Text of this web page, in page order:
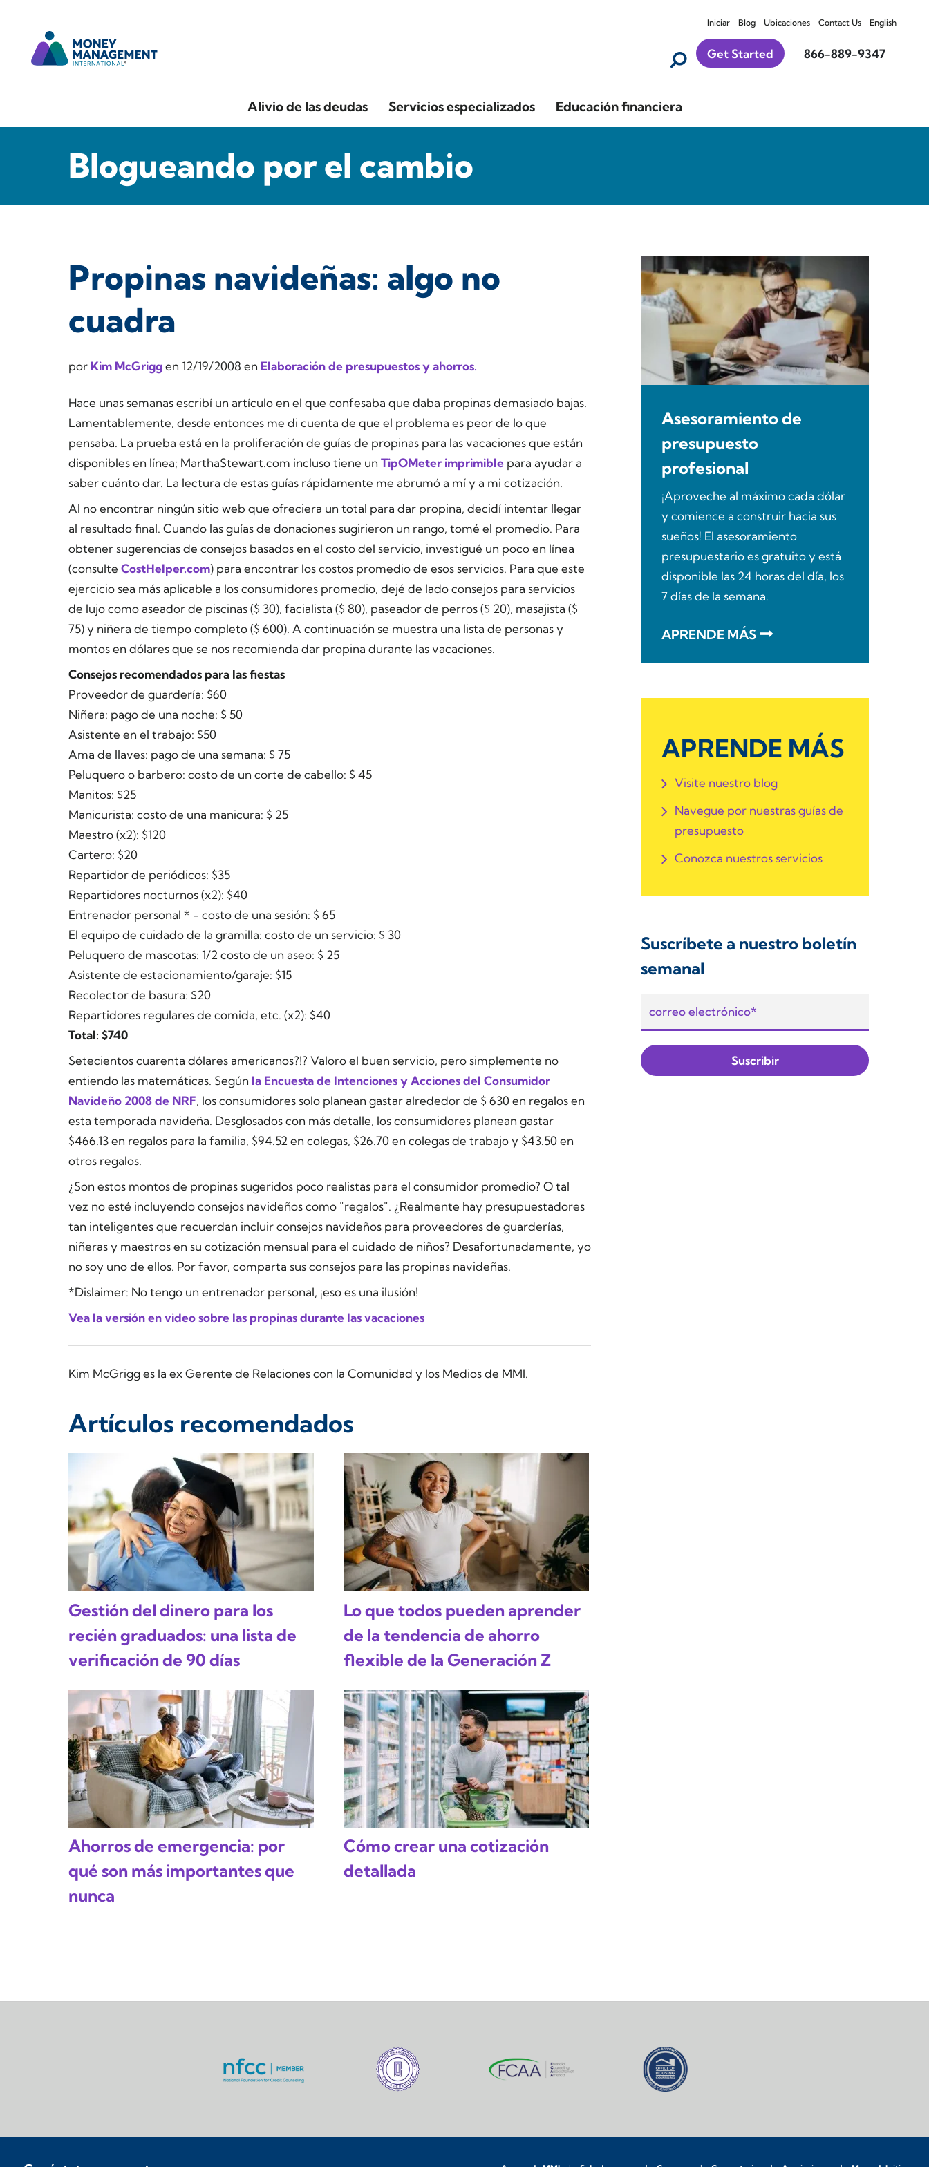
Iniciar Blog Ubicaciones Contact Us English
Get Started 866-889-9347
Alivio de las deudas Servicios especializados Educación financiera
Blogueando por el cambio
Propinas navideñas: algo no
cuadra
por Kim McGriggen 12/19/2008 en Elaboración de presupuestos y ahorros.
Hace unas semanas escribí un artículo en el que confesaba que daba propinas demasiado bajas.
Lamentablemente, desde entonces me di cuenta de que el problema es peor de lo que
pensaba. La prueba está en la proliferación de guías de propinas para las vacaciones que están
disponibles en línea; MarthaStewart.com incluso tiene un TipOMeter imprimible para ayudar a
saber cuánto dar. La lectura de estas guías rápidamente me abrumó a mí y a mi cotización.
Al no encontrar ningún sitio web que ofreciera un total para dar propina, decidí intentar llegar
al resultado final. Cuando las guías de donaciones sugirieron un rango, tomé el promedio. Para
obtener sugerencias de consejos basados en el costo del servicio, investigué un poco en línea
(consulte CostHelper.com) para encontrar los costos promedio de esos servicios. Para que este
ejercicio sea más aplicable a los consumidores promedio, dejé de lado consejos para servicios
de lujo como aseador de piscinas ($ 30), facialista ($ 80), paseador de perros ($ 20), masajista ($
75) y niñera de tiempo completo ($ 600). A continuación se muestra una lista de personas y
montos en dólares que se nos recomienda dar propina durante las vacaciones.
Consejos recomendados para las fiestas
Proveedor de guardería: $60
Niñera: pago de una noche: $ 50
Asistente en el trabajo: $50
Ama de llaves: pago de una semana: $ 75
Peluquero o barbero: costo de un corte de cabello: $ 45
Manitos: $25
Manicurista: costo de una manicura: $ 25
Maestro (x2): $120
Cartero: $20
Repartidor de periódicos: $35
Repartidores nocturnos (x2): $40
Entrenador personal * - costo de una sesión: $ 65
El equipo de cuidado de la gramilla: costo de un servicio: $ 30
Peluquero de mascotas: 1/2 costo de un aseo: $ 25
Asistente de estacionamiento/garaje: $15
Recolector de basura: $20
Repartidores regulares de comida, etc. (x2): $40
Total: $740
Setecientos cuarenta dólares americanos?!? Valoro el buen servicio, pero simplemente no
entiendo las matemáticas. Según la Encuesta de Intenciones y Acciones del Consumidor
Navideño 2008 de NRF, los consumidores solo planean gastar alrededor de $ 630 en regalos en
esta temporada navideña. Desglosados con más detalle, los consumidores planean gastar
$466.13 en regalos para la familia, $94.52 en colegas, $26.70 en colegas de trabajo y $43.50 en
otros regalos.
¿Son estos montos de propinas sugeridos poco realistas para el consumidor promedio? O tal
vez no esté incluyendo consejos navideños como "regalos". ¿Realmente hay presupuestadores
tan inteligentes que recuerdan incluir consejos navideños para proveedores de guarderías,
niñeras y maestros en su cotización mensual para el cuidado de niños? Desafortunadamente, yo
no soy uno de ellos. Por favor, comparta sus consejos para las propinas navideñas.
*Dislaimer: No tengo un entrenador personal, ¡eso es una ilusión!
Vea la versión en video sobre las propinas durante las vacaciones
Kim McGrigg es la ex Gerente de Relaciones con la Comunidad y los Medios de MMI.
Artículos recomendados
Gestión del dinero para los
recién graduados: una lista de
verificación de 90 días
Lo que todos pueden aprender
de la tendencia de ahorro
flexible de la Generación Z
Ahorros de emergencia: por
qué son más importantes que
nunca
Cómo crear una cotización
detallada
Asesoramiento de
presupuesto
profesional
¡Aproveche al máximo cada dólar
y comience a construir hacia sus
sueños! El asesoramiento
presupuestario es gratuito y está
disponible las 24 horas del día, los
7 días de la semana.
APRENDE MÁS
APRENDE MÁS
Visite nuestro blog
Navegue por nuestras guías de
presupuesto
Conozca nuestros servicios
Suscríbete a nuestro boletín
semanal